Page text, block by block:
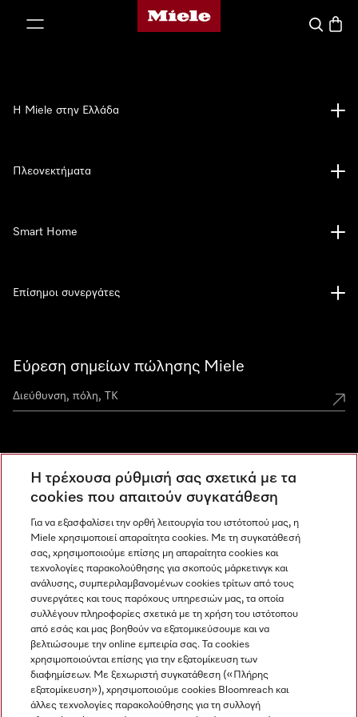
Αρχική σελίδα της Miele
Εύρεση σημείων πώλησης Miele
Ανακαλύψτε τα Miele Experience Center
Newsletter
Η Miele στην Ελλάδα
Πλεονεκτήματα
Smart Home
Επίσημοι συνεργάτες
Miele στο Instagram
Miele στο Facebook
Miele στο Youtube
Η τρέχουσα ρύθμισή σας σχετικά με τα
cookies που απαιτούν συγκατάθεση
Για να εξασφαλίσει την ορθή λειτουργία του ιστότοπού μας, η
Miele χρησιμοποιεί απαραίτητα cookies. Με τη συγκατάθεσή
σας, χρησιμοποιούμε επίσης μη απαραίτητα cookies και
τεχνολογίες παρακολούθησης για σκοπούς μάρκετινγκ και
ανάλυσης, συμπεριλαμβανομένων cookies τρίτων από τους
συνεργάτες και τους παρόχους υπηρεσιών μας, τα οποία
συλλέγουν πληροφορίες σχετικά με τη χρήση του ιστότοπου
από εσάς και μας βοηθούν να εξατομικεύσουμε και να
βελτιώσουμε την online εμπειρία σας. Τα cookies
χρησιμοποιούνται επίσης για την εξατομίκευση των
διαφημίσεων. Με ξεχωριστή συγκατάθεση («Πλήρης
εξατομίκευση»), χρησιμοποιούμε cookies Bloomreach και
άλλες τεχνολογίες παρακολούθησης για τη συλλογή